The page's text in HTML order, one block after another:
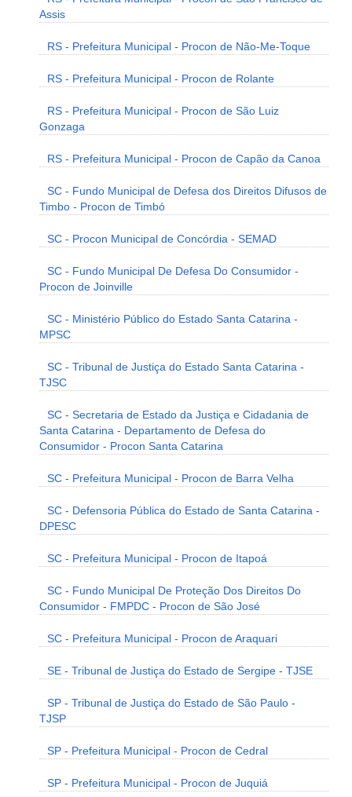
Assis
RS - Prefeitura Municipal - Procon de Não-Me-Toque
RS - Prefeitura Municipal - Procon de Rolante
RS - Prefeitura Municipal - Procon de São Luiz
Gonzaga
RS - Prefeitura Municipal - Procon de Capão da Canoa
SC - Fundo Municipal de Defesa dos Direitos Difusos de
Timbo - Procon de Timbó
SC - Procon Municipal de Concórdia - SEMAD
SC - Fundo Municipal De Defesa Do Consumidor -
Procon de Joinville
SC - Ministério Público do Estado Santa Catarina -
MPSC
SC - Tribunal de Justiça do Estado Santa Catarina -
TJSC
SC - Secretaria de Estado da Justiça e Cidadania de
Santa Catarina - Departamento de Defesa do
Consumidor - Procon Santa Catarina
SC - Prefeitura Municipal - Procon de Barra Velha
SC - Defensoria Pública do Estado de Santa Catarina -
DPESC
SC - Prefeitura Municipal - Procon de Itapoá
SC - Fundo Municipal De Proteção Dos Direitos Do
Consumidor - FMPDC - Procon de São José
SC - Prefeitura Municipal - Procon de Araquari
SE - Tribunal de Justiça do Estado de Sergipe - TJSE
SP - Tribunal de Justiça do Estado de São Paulo -
TJSP
SP - Prefeitura Municipal - Procon de Cedral
SP - Prefeitura Municipal - Procon de Juquiá